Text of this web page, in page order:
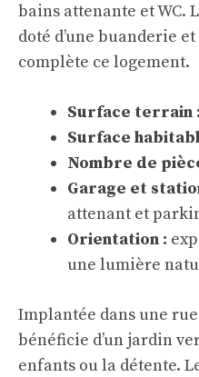
bains attenante et WC.
doté d’une buanderie
complète ce logement.
Surface terrain :
Surface
Nombre de
Garage et
attenant et
Orientation :
une lumière
Implantée dans une
bénéficie d’un jardin
enfants ou la détente.